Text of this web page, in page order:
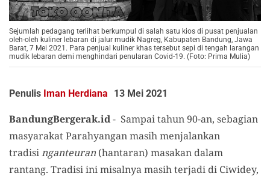
Sejumlah pedagang terlihat berkumpul di salah satu kios di pusat penjualan
oleh-oleh kuliner lebaran di jalur mudik Nagreg, Kabupaten Bandung, Jawa
Barat, 7 Mei 2021. Para penjual kuliner khas tersebut sepi di tengah larangan
mudik lebaran demi menghindari penularan Covid-19. (Foto: Prima Mulia)
Penulis Iman Herdiana 13 Mei 2021
BandungBergerak.id- Sampai tahun 90-an, sebagian
masyarakat Parahyangan masih menjalankan
tradisinganteuran (hantaran) masakan dalam
rantang. Tradisi ini misalnya masih terjadi di Ciwidey,